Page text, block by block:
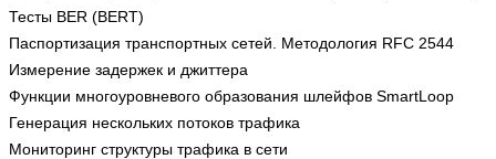
Тесты BER (BERT)
Паспортизация транспортных сетей. Методология RFC 2544
Измерение задержек и джиттера
Функции многоуровневого образования шлейфов SmartLoop
Генерация нескольких потоков трафика
Мониторинг структуры трафика в сети